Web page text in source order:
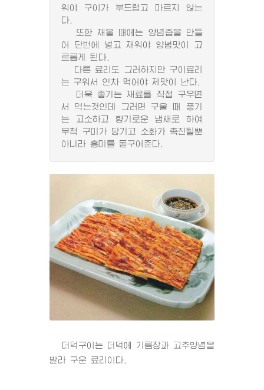
워야 구이가 부드럽고 마르지 않는
다.
또한 재울 때에는 양념즙을 만들
어 단번에 넣고 재워야 양념맛이 고
르롭게 된다.
다른 료리도 그러하지만 구이료리
는 구워서 인차 먹어야 제맛이 난다.
더욱 좋기는 재료를 직접 구우면
서 먹는것인데 그러면 구울 때 풍기
는 고소하고 향기로운 냄새로 하여
무척 구미가 당기고 소화가 촉진될뿐
아니라 흥미를 돋구어준다.
더덕구이는 더덕에 기름장과 고추양념을
발라 구운 료리이다.